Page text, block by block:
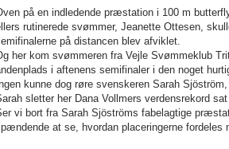
på en indledende præstation i 100 m
rutinerede svømmer, Jeanette Ottesen,
på distancen blev afviklet.
her kom svømmeren fra Vejle Svømmeklub
i aftenens semifinaler i den noget
kunne dog røre svenskeren Sarah
sletter her Dana Vollmers verdensrekord
vi bort fra Sarah Sjöströms fabelagtige
at se, hvordan placeringerne fordeles